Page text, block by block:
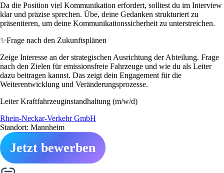
Da die Position viel Kommunikation erfordert, solltest du im Interview
klar und präzise sprechen. Übe, deine Gedanken strukturiert zu
präsentieren, um deine Kommunikationssicherheit zu unterstreichen.
✨Frage nach den Zukunftsplänen
Zeige Interesse an der strategischen Ausrichtung der Abteilung. Frage
nach den Zielen für emissionsfreie Fahrzeuge und wie du als Leiter
dazu beitragen kannst. Das zeigt dein Engagement für die
Weiterentwicklung und Veränderungsprozesse.
Leiter Kraftfahrzeuginstandhaltung (m/w/d)
Rhein-Neckar-Verkehr GmbH
Standort: Mannheim
Jetzt bewerben